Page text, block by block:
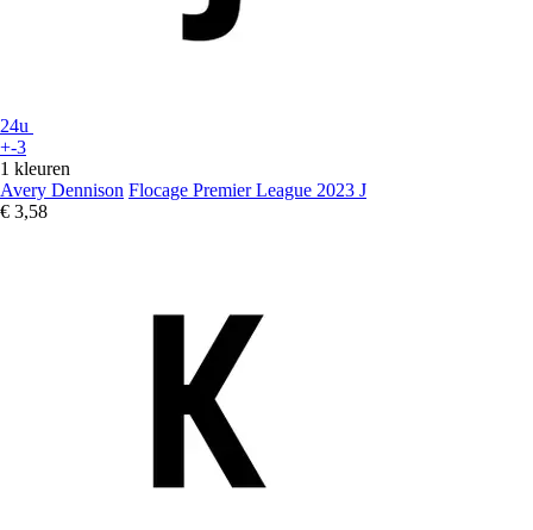
24u
+-3
1 kleuren
Avery Dennison Flocage Premier League 2023 J
€ 3,58